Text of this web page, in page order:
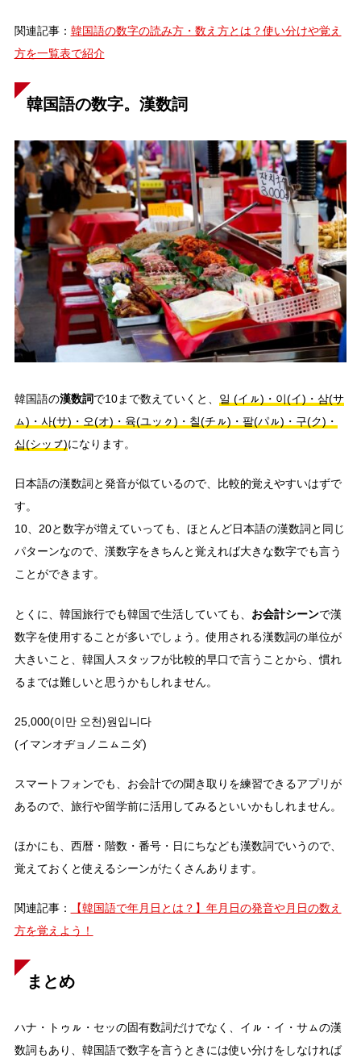
関連記事： 韓国語の数字の読み方・数え方とは？使い分けや覚え
方を一覧表で紹介
韓国語の数字。漢数詞
韓国語の漢数詞で10まで数えていくと、 일 (イㇽ)・이(イ)・삼(サ
ㇺ)・사(サ)・오(オ)・육(ユッㇰ)・칠(チㇽ)・팔(パㇽ)・구(ク)・
십(シッㇷ゚)になります。
日本語の漢数詞と発音が似ているので、比較的覚えやすいはずで
す。
10、20と数字が増えていっても、ほとんど日本語の漢数詞と同じ
パターンなので、漢数字をきちんと覚えれば大きな数字でも言う
ことができます。
とくに、韓国旅行でも韓国で生活していても、 お会計シーンで漢
数字を使用することが多いでしょう。使用される漢数詞の単位が
大きいこと、韓国人スタッフが比較的早口で言うことから、慣れ
るまでは難しいと思うかもしれません。
25,000(이만 오천)원입니다
(イマンオヂョノニㇺニダ)
スマートフォンでも、お会計での聞き取りを練習できるアプリが
あるので、旅行や留学前に活用してみるといいかもしれません。
ほかにも、西暦・階数・番号・日にちなども漢数詞でいうので、
覚えておくと使えるシーンがたくさんあります。
関連記事：
【韓国語で年月日とは？】年月日の発音や月日の数え
方を覚えよう！
まとめ
ハナ・トゥㇽ・セッの固有数詞だけでなく、イㇽ・イ・サㇺの漢
数詞もあり、韓国語で数字を言うときには使い分けをしなければ